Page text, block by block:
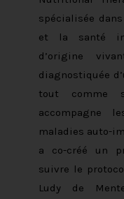
spécialisée
et la santé
d’origine
diagnostiquée
tout comme
accompagne
maladies auto-
a co-créé un
suivre le
Ludy de